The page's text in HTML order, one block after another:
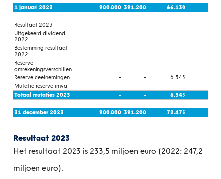
1 januari 2023 900.000 391.200 66.130
Resultaat 2023 - -
-
Uitgekeerd dividend
2022
- -
-
Bestemming resultaat
2022
- -
-
Reserve
omrekeningsverschillen
- -
-
Reserve deelnemingen
- -
6.343
Mutatie reserve imva
- -
-
Totaal mutaties 2023
- - 6.343
31 december 2023 900.000 391.200 72.473
Resultaat 2023
Het resultaat 2023 is 233,5 miljoen euro (2022: 247,2
miljoen euro).